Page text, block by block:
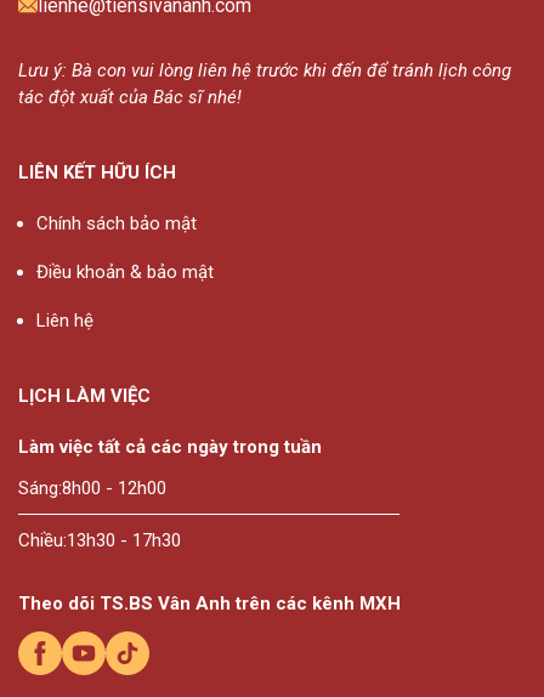
lienhe@tiensivananh.com
Lưu ý: Bà con vui lòng liên hệ trước khi đến để tránh lịch công
tác đột xuất của Bác sĩ nhé!
LIÊN KẾT HỮU ÍCH
Chính sách bảo mật
Điều khoản & bảo mật
Liên hệ
LỊCH LÀM VIỆC
Làm việc tất cả các ngày trong tuần
Sáng:8h00 - 12h00
Chiều:13h30 - 17h30
Theo dõi TS.BS Vân Anh trên các kênh MXH